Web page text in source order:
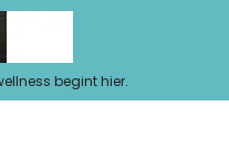
begint hier.